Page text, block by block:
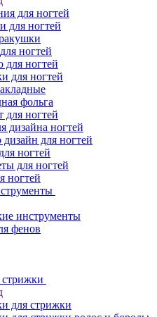
для ногтей
для ногтей
ногтей
для ногтей
для ногтей
фольга
для ногтей
дизайна ногтей
для ногтей
ногтей
для ногтей
ногтей
инструменты
фенов
для стрижки